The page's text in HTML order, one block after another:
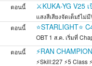
ตอนนี้
⚔️KUKA-YG V25
แสงสีเสียงจัดเต็ม❗ไม่
ตอนนี้
⭐STARLIGHT⭐
OBT 1 ส.ค. เริ่มที่
สมดุล
ตอนนี้ ⚡RAN
⚡Skill:227 ⚡5 Class